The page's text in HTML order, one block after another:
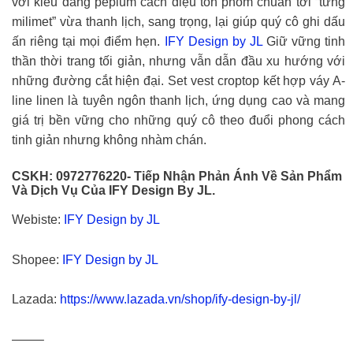
milimet” vừa thanh lịch, sang trọng, lại giúp quý cô ghi dấu
ấn riêng tại mọi điểm hẹn.
IFY Design by JLGiữ vững tinh
thần thời trang tối giản, nhưng vẫn dẫn đầu xu hướng với
những đường cắt hiện đại. Set vest croptop kết hợp váy A-
line linen là tuyên ngôn thanh lịch, ứng dụng cao và mang
giá trị bền vững cho những quý cô theo đuổi phong cách
tinh giản nhưng không nhàm chán.
CSKH: 0972776220- Tiếp Nhận Phản Ánh Về Sản Phẩm
Và Dịch Vụ Của IFY Design By JL.
Webiste: IFY Design by JL
Shopee: IFY Design by JL
Lazada: https://www.lazada.vn/shop/ify-design-by-jl/
——–